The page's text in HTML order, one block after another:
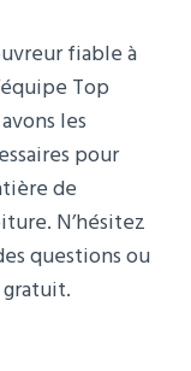
fiable à
Top
les
pour
de
N’hésitez
questions ou